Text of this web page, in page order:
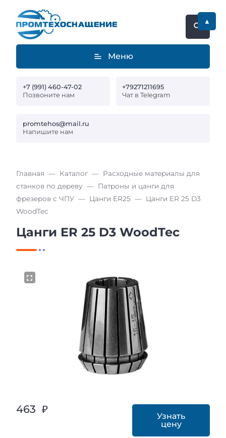
Меню
+7 (991) 460-47-02
Позвоните нам
+79271211695
Чат в Telegram
promtehos@mail.ru
Напишите нам
Главная Каталог
Расходные материалы для
станков по дереву
Патроны и цанги для
фрезеров с ЧПУ
Цанги ER25
Цанги ER 25 D3
WoodTec
Цанги ER 25 D3 WoodTec
463 ₽
Узнать
цену
▲